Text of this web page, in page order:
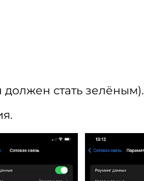
должен стать зелёным).